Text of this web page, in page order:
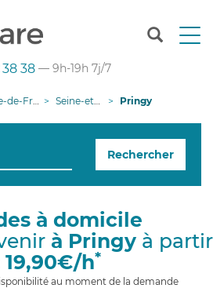
T
n
g
i
38 — 9h-19h 7j/7
de-France Seine-et-Marne Pringy
Rechercher
à domicile
à Pringy à partir
19,90€/h*
au moment de la demande